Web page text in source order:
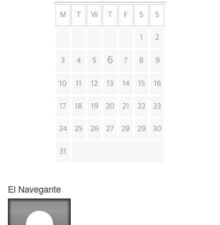
M W F S S
1 2
3 4 5 6 7 8 9
10 11 12 13 14 15 16
17 18 19 20 21 22 23
24 25 26 27 28 29 30
31
El Navegante